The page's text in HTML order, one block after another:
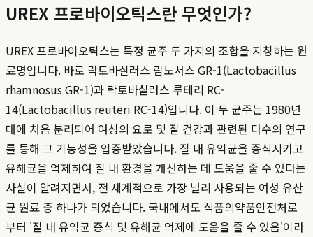
UREX 프로바이오틱스란 무엇인가?
UREX 프로바이오틱스는 특정 균주 두 가지의 조합을 지칭하는 원
료명입니다. 바로 락토바실러스 람노서스 GR-1(Lactobacillus
rhamnosus GR-1)과 락토바실러스 루테리 RC-
14(Lactobacillus reuteri RC-14)입니다. 이 두 균주는 1980년
대에 처음 분리되어 여성의 요로 및 질 건강과 관련된 다수의 연구
를 통해 그 기능성을 입증받았습니다. 질 내 유익균을 증식시키고
유해균을 억제하여 질 내 환경을 개선하는 데 도움을 줄 수 있다는
사실이 알려지면서, 전 세계적으로 가장 널리 사용되는 여성 유산
균 원료 중 하나가 되었습니다. 국내에서도 식품의약품안전처로
부터 '질 내 유익균 증식 및 유해균 억제에 도움을 줄 수 있음'이라